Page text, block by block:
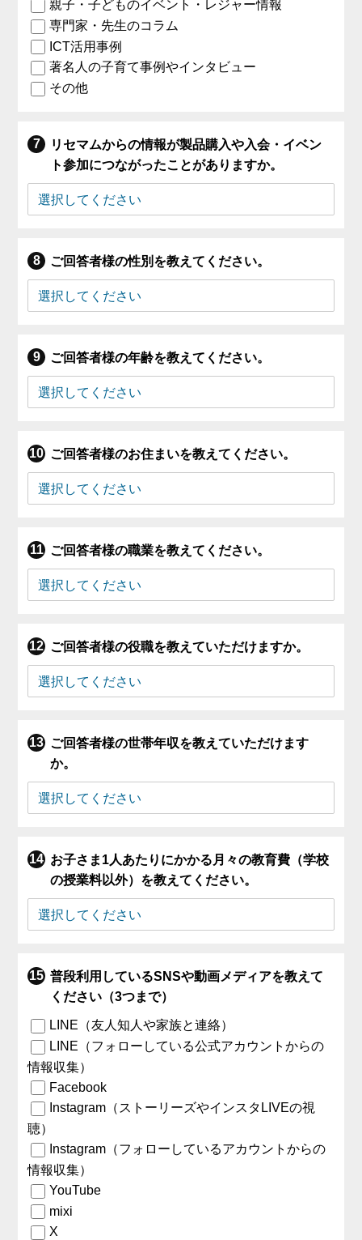
親子・子どものイベント・レジャー情報
専門家・先生のコラム
ICT活用事例
著名人の子育て事例やインタビュー
その他
リセマムからの情報が製品購入や入会・イベン
ト参加につながったことがありますか。
ご回答者様の性別を教えてください。
ご回答者様の年齢を教えてください。
ご回答者様のお住まいを教えてください。
ご回答者様の職業を教えてください。
ご回答者様の役職を教えていただけますか。
ご回答者様の世帯年収を教えていただけます
か。
お子さま1人あたりにかかる月々の教育費（学校
の授業料以外）を教えてください。
普段利用しているSNSや動画メディアを教えて
ください（3つまで）
LINE（友人知人や家族と連絡）
LINE（フォローしている公式アカウントからの
情報収集）
Facebook
Instagram（ストーリーズやインスタLIVEの視
聴）
Instagram（フォローしているアカウントからの
情報収集）
YouTube
mixi
X